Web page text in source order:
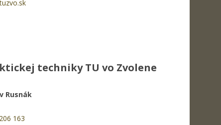
techniky TU vo Zvolene
Rusnák
163